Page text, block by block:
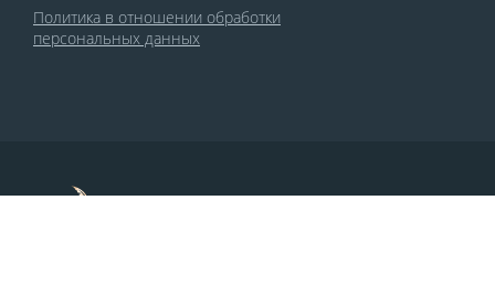
Политика в отношении обработки
персональных данных